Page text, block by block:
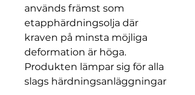
används främst som
etapphärdningsolja där
kraven på minsta möjliga
deformation är höga.
Produkten lämpar sig för alla
slags härdningsanläggningar